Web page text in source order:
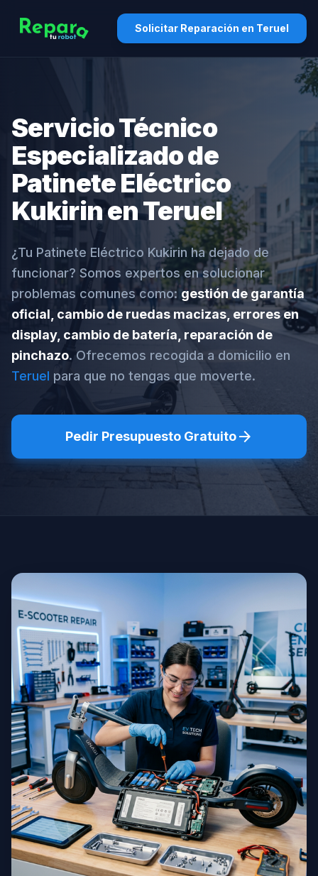
Solicitar Reparación en Teruel
Servicio Técnico
Especializado de
Patinete Eléctrico
Kukirin en Teruel
¿Tu Patinete Eléctrico Kukirin ha dejado de
funcionar? Somos expertos en solucionar
problemas comunes como:gestión de garantía
oficial, cambio de ruedas macizas, errores en
display, cambio de batería, reparación de
pinchazo. Ofrecemos recogida a domicilio en
Teruel para que no tengas que moverte.
Pedir Presupuesto Gratuitoarrow_forward